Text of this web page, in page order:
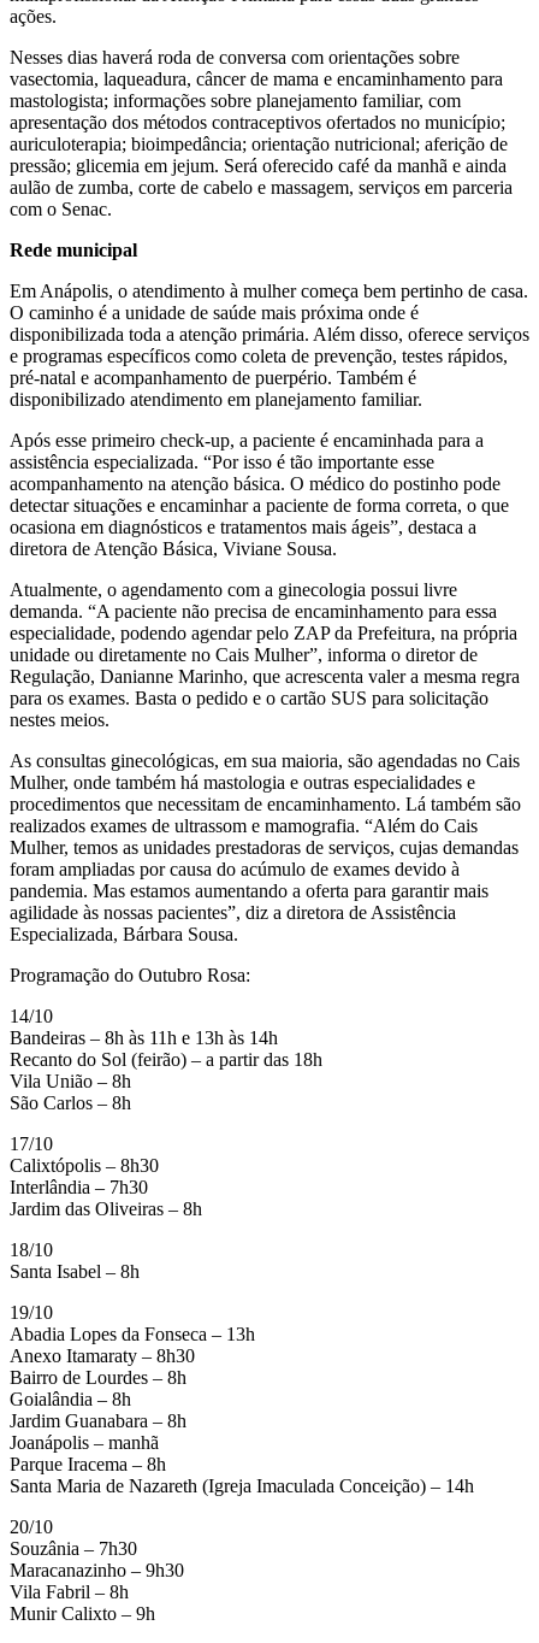
ações.
Nesses dias haverá roda de conversa com orientações sobre
vasectomia, laqueadura, câncer de mama e encaminhamento para
mastologista; informações sobre planejamento familiar, com
apresentação dos métodos contraceptivos ofertados no município;
auriculoterapia; bioimpedância; orientação nutricional; aferição de
pressão; glicemia em jejum. Será oferecido café da manhã e ainda
aulão de zumba, corte de cabelo e massagem, serviços em parceria
com o Senac.
Rede municipal
Em Anápolis, o atendimento à mulher começa bem pertinho de casa.
O caminho é a unidade de saúde mais próxima onde é
disponibilizada toda a atenção primária. Além disso, oferece serviços
e programas específicos como coleta de prevenção, testes rápidos,
pré-natal e acompanhamento de puerpério. Também é
disponibilizado atendimento em planejamento familiar.
Após esse primeiro check-up, a paciente é encaminhada para a
assistência especializada. “Por isso é tão importante esse
acompanhamento na atenção básica. O médico do postinho pode
detectar situações e encaminhar a paciente de forma correta, o que
ocasiona em diagnósticos e tratamentos mais ágeis”, destaca a
diretora de Atenção Básica, Viviane Sousa.
Atualmente, o agendamento com a ginecologia possui livre
demanda. “A paciente não precisa de encaminhamento para essa
especialidade, podendo agendar pelo ZAP da Prefeitura, na própria
unidade ou diretamente no Cais Mulher”, informa o diretor de
Regulação, Danianne Marinho, que acrescenta valer a mesma regra
para os exames. Basta o pedido e o cartão SUS para solicitação
nestes meios.
As consultas ginecológicas, em sua maioria, são agendadas no Cais
Mulher, onde também há mastologia e outras especialidades e
procedimentos que necessitam de encaminhamento. Lá também são
realizados exames de ultrassom e mamografia. “Além do Cais
Mulher, temos as unidades prestadoras de serviços, cujas demandas
foram ampliadas por causa do acúmulo de exames devido à
pandemia. Mas estamos aumentando a oferta para garantir mais
agilidade às nossas pacientes”, diz a diretora de Assistência
Especializada, Bárbara Sousa.
Programação do Outubro Rosa:
14/10
Bandeiras – 8h às 11h e 13h às 14h
Recanto do Sol (feirão) – a partir das 18h
Vila União – 8h
São Carlos – 8h
17/10
Calixtópolis – 8h30
Interlândia – 7h30
Jardim das Oliveiras – 8h
18/10
Santa Isabel – 8h
19/10
Abadia Lopes da Fonseca – 13h
Anexo Itamaraty – 8h30
Bairro de Lourdes – 8h
Goialândia – 8h
Jardim Guanabara – 8h
Joanápolis – manhã
Parque Iracema – 8h
Santa Maria de Nazareth (Igreja Imaculada Conceição) – 14h
20/10
Souzânia – 7h30
Maracanazinho – 9h30
Vila Fabril – 8h
Munir Calixto – 9h